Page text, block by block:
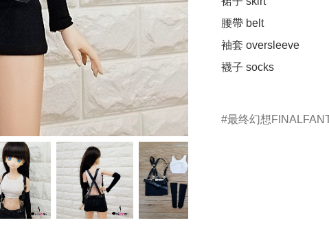
腰帶 belt
袖套 oversleeve
襪子 socks
最终幻想